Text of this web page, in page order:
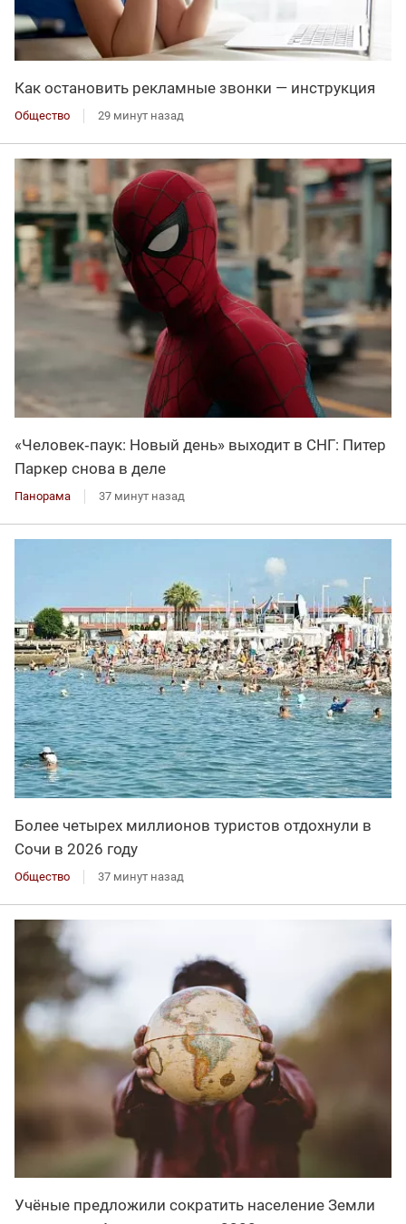
Как остановить рекламные звонки — инструкция
Общество 29 минут назад
«Человек‑паук: Новый день» выходит в СНГ: Питер
Паркер снова в деле
Панорама 37 минут назад
Более четырех миллионов туристов отдохнули в
Сочи в 2026 году
Общество 37 минут назад
Учёные предложили сократить население Земли